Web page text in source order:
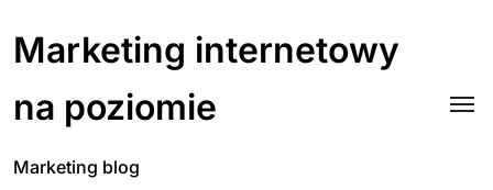
content
Marketing internetowy
na poziomie
Marketing blog